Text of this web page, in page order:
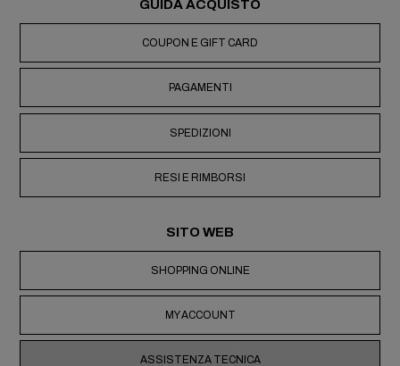
GUIDA ACQUISTO
COUPON E GIFT CARD
PAGAMENTI
SPEDIZIONI
RESI E RIMBORSI
SITO WEB
SHOPPING ONLINE
MY ACCOUNT
ASSISTENZA TECNICA